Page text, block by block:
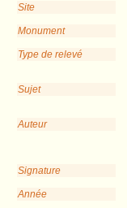
Site
Monument
Type de relevé
Sujet
Auteur
Signature
Année